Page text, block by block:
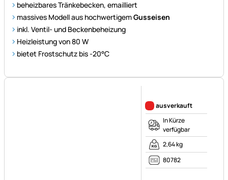
massives Modell aus hochwertigemGusseisen
inkl. Ventil- und Beckenbeheizung
Heizleistung von 80 W
bietet Frostschutz bis -20°C
In Kürze
verfügbar
2,64 kg
80782